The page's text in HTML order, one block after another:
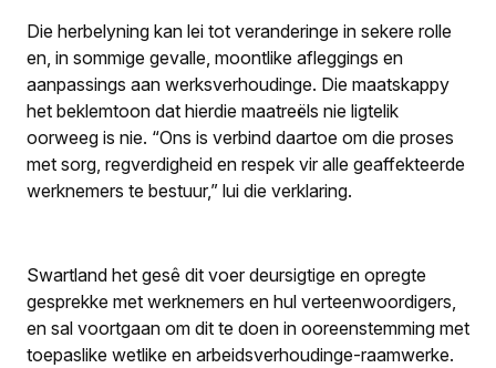
Die herbelyning kan lei tot veranderinge in sekere rolle
en, in sommige gevalle, moontlike afleggings en
aanpassings aan werksverhoudinge. Die maatskappy
het beklemtoon dat hierdie maatreëls nie ligtelik
oorweeg is nie. “Ons is verbind daartoe om die proses
met sorg, regverdigheid en respek vir alle geaffekteerde
werknemers te bestuur,” lui die verklaring.
Swartland het gesê dit voer deursigtige en opregte
gesprekke met werknemers en hul verteenwoordigers,
en sal voortgaan om dit te doen in ooreenstemming met
toepaslike wetlike en arbeidsverhoudinge-raamwerke.